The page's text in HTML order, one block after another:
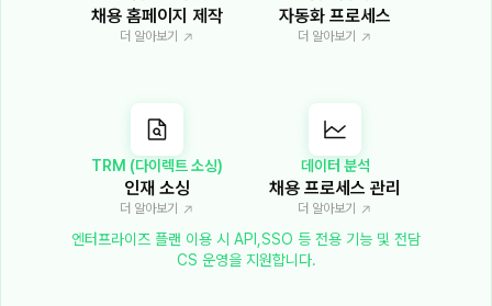
채용 홈페이지 제작
더 알아보기
자동화 프로세스
더 알아보기
TRM (다이렉트 소싱)
인재 소싱
더 알아보기
데이터 분석
채용 프로세스 관리
더 알아보기
엔터프라이즈 플랜 이용 시 API,SSO 등 전용 기능 및 전담
CS 운영을 지원합니다.